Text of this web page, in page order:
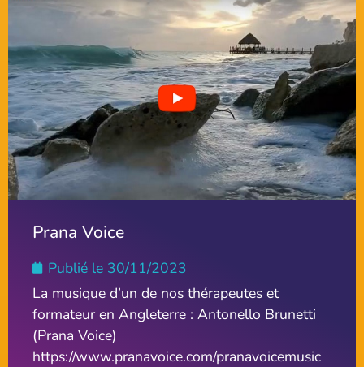
Prana Voice
Publié le 30/11/2023
La musique d’un de nos thérapeutes et
formateur en Angleterre : Antonello Brunetti
(Prana Voice)
https://www.pranavoice.com/pranavoicemusic